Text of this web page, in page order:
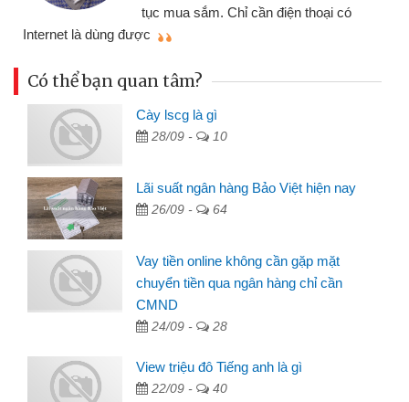
đã giải quyết được công việc của
Có thể bạn quan tâm?
Cày lscg là gì
28/09 - 10
Lãi suất ngân hàng Bảo Việt hiện nay
26/09 - 64
Vay tiền online không cần gặp mặt
chuyển tiền qua ngân hàng chỉ cần
CMND
24/09 - 28
View triệu đô Tiếng anh là gì
22/09 - 40